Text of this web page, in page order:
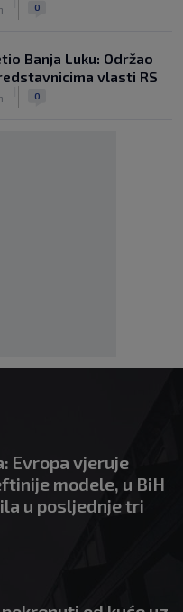
0
Banja Luku: Održao
vlasti RS
0
Evropa vjeruje
modele, u BiH
u posljednje tri